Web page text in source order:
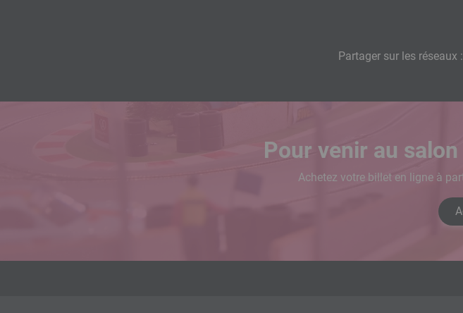
Partager sur les réseaux :
Pour venir au
Achetez votre billet en ligne à